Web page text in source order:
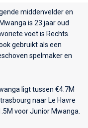
middenvelder en
is 23 jaar oud
voet is Rechts.
gebruikt als een
spelmaker en
ligt tussen €4.7M
naar Le Havre
voor Junior Mwanga.